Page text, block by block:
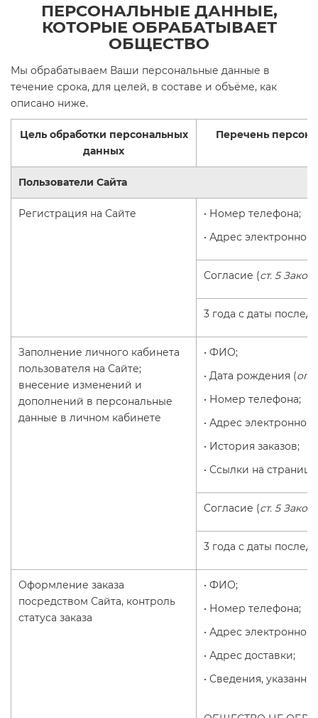
ПЕРСОНАЛЬНЫЕ ДАННЫЕ,
КОТОРЫЕ ОБРАБАТЫВАЕТ
ОБЩЕСТВО
Мы обрабатываем Ваши персональные данные в
течение срока, для целей, в составе и объёме, как
описано ниже.
Цель обработки персональных
данных
Перечень
Пользователи Сайта
Регистрация на Сайте
• Номер телефона;
• Адрес электронной
Согласие (ст. 5
3 года с даты
Заполнение личного кабинета
пользователя на Сайте;
внесение изменений и
дополнений в персональные
данные в личном кабинете
• ФИО;
• Дата рождения (
• Номер телефона;
• Адрес электронной
• История заказов;
• Ссылки на
Согласие (ст. 5
3 года с даты
Оформление заказа
посредством Сайта, контроль
статуса заказа
• ФИО;
• Номер телефона;
• Адрес электронной
• Адрес доставки;
• Сведения,